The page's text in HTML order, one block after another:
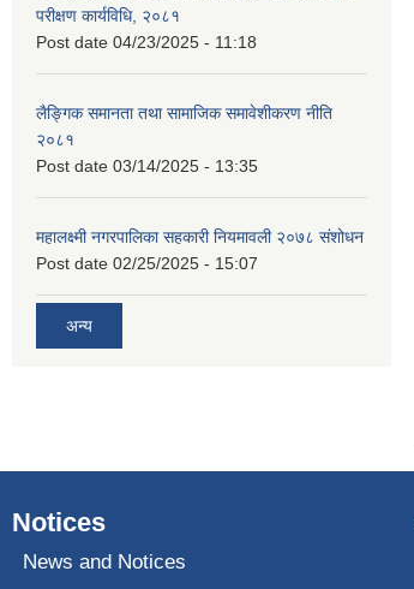
परीक्षण कार्यविधि, २०८१
Post date 04/23/2025 - 11:18
लैङ्गिक समानता तथा सामाजिक समावेशीकरण नीति
२०८१
Post date 03/14/2025 - 13:35
महालक्ष्मी नगरपालिका सहकारी नियमावली २०७८ संशोधन
Post date 02/25/2025 - 15:07
अन्य
Notices
News and Notices